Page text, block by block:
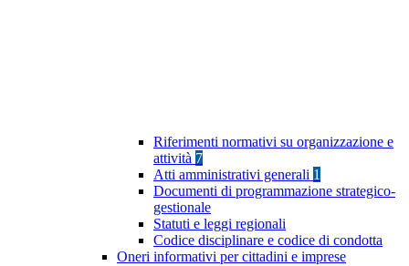
Riferimenti normativi su organizzazione e
attività 7
Atti amministrativi generali 1
Documenti di programmazione strategico-
gestionale
Statuti e leggi regionali
Codice disciplinare e codice di condotta
Oneri informativi per cittadini e imprese